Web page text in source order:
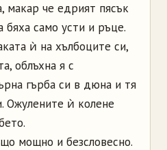
макар че едрият пясък
само усти и ръце.
ѝ на хълбоците си,
облъхна я с
гърба си в дюна и тя
Ожулените ѝ колене
мощно и безсловесно.